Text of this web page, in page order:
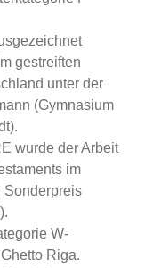
gestreiften
unter der
(Gymnasium
wurde der Arbeit
im
Sonderpreis
W-
Riga.